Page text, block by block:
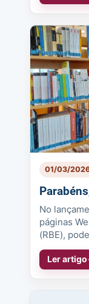
01/03/
No
páginas
(RBE),
comigo!”
Ler artigo